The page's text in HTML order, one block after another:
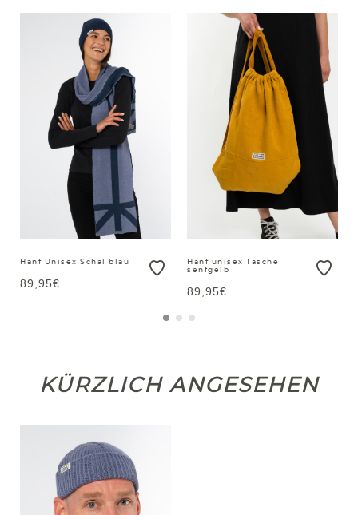
Hanf Unisex Schal blau
89,95€
Hanf unisex Tasche
senfgelb
89,95€
KÜRZLICH ANGESEHEN